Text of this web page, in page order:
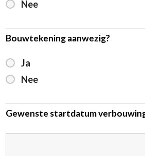
Nee
Bouwtekening aanwezig?
Ja
Nee
Gewenste startdatum